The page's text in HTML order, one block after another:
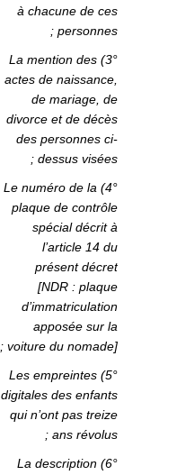
à chacune de ces
personnes ;
3°) La mention des
actes de naissance,
de mariage, de
divorce et de décès
des personnes ci-
dessus visées ;
4°) Le numéro de la
plaque de contrôle
spécial décrit à
l’article 14 du
présent décret
[NDR : plaque
d’immatriculation
apposée sur la
voiture du nomade] ;
5°) Les empreintes
digitales des enfants
qui n’ont pas treize
ans révolus ;
6°) La description